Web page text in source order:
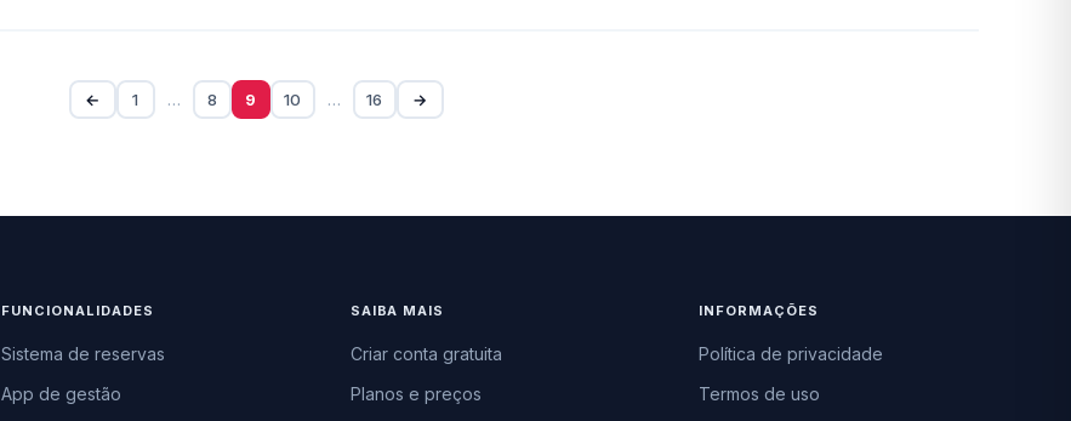
← 1 … 8 9 10 … 16 →
FUNCIONALIDADES
Sistema de reservas
App de gestão
SAIBA MAIS
Criar conta gratuita
Planos e preços
INFORMAÇÕES
Política de privacidade
Termos de uso